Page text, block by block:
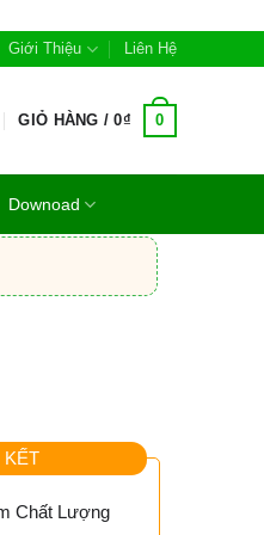
Giới Thiệu Liên Hệ
GIỎ HÀNG /0₫ 0
Downoad
KẾT
Chất Lượng